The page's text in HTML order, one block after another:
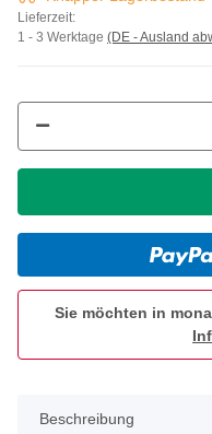
Lieferzeit:
1 - 3 Werktage (DE - Ausland
Sie möchten in
Beschreibung